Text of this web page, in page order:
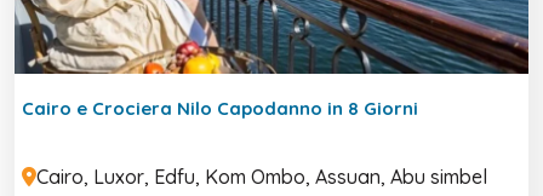
Cairo e Crociera Nilo Capodanno in 8 Giorni
Cairo, Luxor, Edfu, Kom Ombo, Assuan, Abu simbel